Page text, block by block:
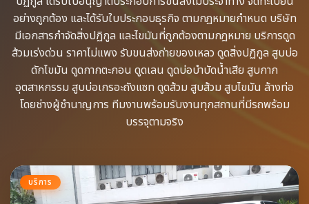
อย่างถูกต้อง​ และได้รับใบประกอบธุรกิจ​ ตามกฎหมายกำหนด บริษัท
มีเอกสารกำจัดสิ่งปฏิกูล​ และไขมันที่ถูกต้องตามกฎหมาย บริการดูด
ส้วมเร่งด่วน​ ราคาไม่แพง รับขนส่งถ่ายของเหลว​ ดูดสิ่งปฏิกูล​ สูบบ่อ
ดักไขมัน​ ดูดกากตะกอน​ ดูดเลน​ ดูดบ่อบำบัดน้ำเสีย​ สูบกาก
อุตสาหกรรม​ สูบบ่อเกรอะถังแซท​ ดูดส้วม​ สูบส้วม​ สูบไขมัน​ ล้างท่อ​
โดยช่างผู้ชำนาญการ​ ทีมงานพร้อม​รับงานทุกสถานที่​มีรถพร้อม
บรรจุ​ตามจริง
บริการ